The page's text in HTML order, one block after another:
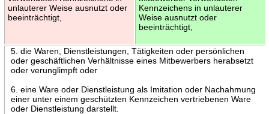
unlauterer Weise ausnutzt oder
beeinträchtigt,
Kennzeichens in unlauterer
Weise ausnutzt oder
beeinträchtigt,
5. die Waren, Dienstleistungen, Tätigkeiten oder persönlichen
oder geschäftlichen Verhältnisse eines Mitbewerbers herabsetzt
oder verunglimpft oder
6. eine Ware oder Dienstleistung als Imitation oder Nachahmung
einer unter einem geschützten Kennzeichen vertriebenen Ware
oder Dienstleistung darstellt.